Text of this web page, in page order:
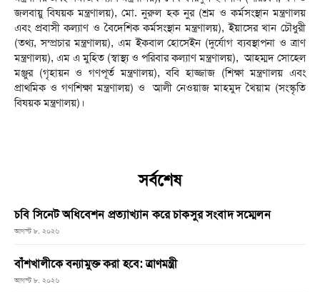
জলবায়ু বিষয়ক মন্ত্রণালয়), মো. নুরুল হক নুর (শ্রম ও কর্মসংস্থান মন্ত্রণালয়
এবং প্রবাসী কল্যাণ ও বৈদেশিক কর্মসংস্থান মন্ত্রণালয়), ইয়াসের খান চৌধুরী
(তথ্য, সম্প্রচার মন্ত্রণালয়), এম ইকবাল হোসেইন (দুর্যোগ ব্যবস্থাপনা ও ত্রাণ
মন্ত্রণালয়), এম এ মুহিত (স্বাস্থ্য ও পরিবার কল্যাণ মন্ত্রণালয়), আহম্মদ সোহেল
মঞ্জুর (গৃহায়ন ও গণপূর্ত মন্ত্রণালয়), ববি হাজ্জাজ (শিক্ষা মন্ত্রণালয় এবং
প্রাথমিক ও গণশিক্ষা মন্ত্রণালয়) ও আলী নেওয়াজ মাহমুদ খৈয়াম (সংস্কৃতি
বিষয়ক মন্ত্রণালয়)।
সর্বশেষ
চবি সিনেট অধিবেশন প্রত্যাখ্যান করে চাকসুর সংবাদ সম্মেলন
আগস্ট ৮, ২০২৬
বাঁশখালীকে বন্যামুক্ত করা হবে: ত্রাণমন্ত্রী
আগস্ট ৮, ২০২৬